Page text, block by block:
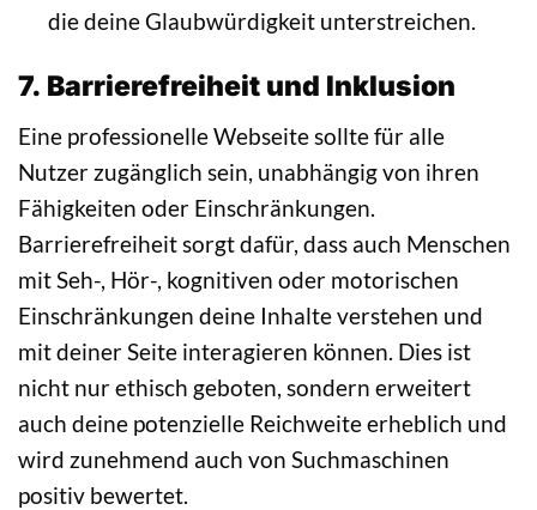
die deine Glaubwürdigkeit unterstreichen.
7. Barrierefreiheit und Inklusion
Eine professionelle Webseite sollte für alle
Nutzer zugänglich sein, unabhängig von ihren
Fähigkeiten oder Einschränkungen.
Barrierefreiheit sorgt dafür, dass auch Menschen
mit Seh-, Hör-, kognitiven oder motorischen
Einschränkungen deine Inhalte verstehen und
mit deiner Seite interagieren können. Dies ist
nicht nur ethisch geboten, sondern erweitert
auch deine potenzielle Reichweite erheblich und
wird zunehmend auch von Suchmaschinen
positiv bewertet.